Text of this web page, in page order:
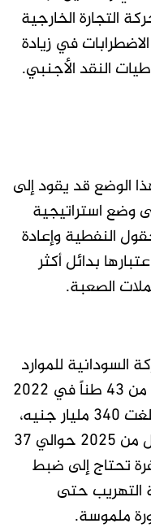
التجارة الخارجية
في زيادة
النقد الأجنبي.
الوضع قد يقود إلى
وضع استراتيجية
النفطية وإعادة
بدائل أكثر
الصعبة.
السودانية للموارد
المعدنية إلى ارتفاع إنتاج الذهب من 43 طناً في 2022
إلى 64 طناً في 2024 بإيرادات بلغت 340 مليار جنيه،
فيما بلغ الإنتاج خلال النصف الأول من 2025 حوالي 37
تحتاج إلى ضبط
التهريب حتى
ملموسة.